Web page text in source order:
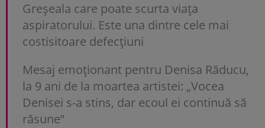
Greșeala care poate scurta viața
aspiratorului. Este una dintre cele mai
costisitoare defecțiuni
Mesaj emoționant pentru Denisa Răducu,
la 9 ani de la moartea artistei: „Vocea
Denisei s-a stins, dar ecoul ei continuă să
răsune”